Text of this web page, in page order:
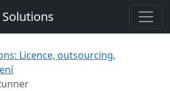
Licence, outsourcing,